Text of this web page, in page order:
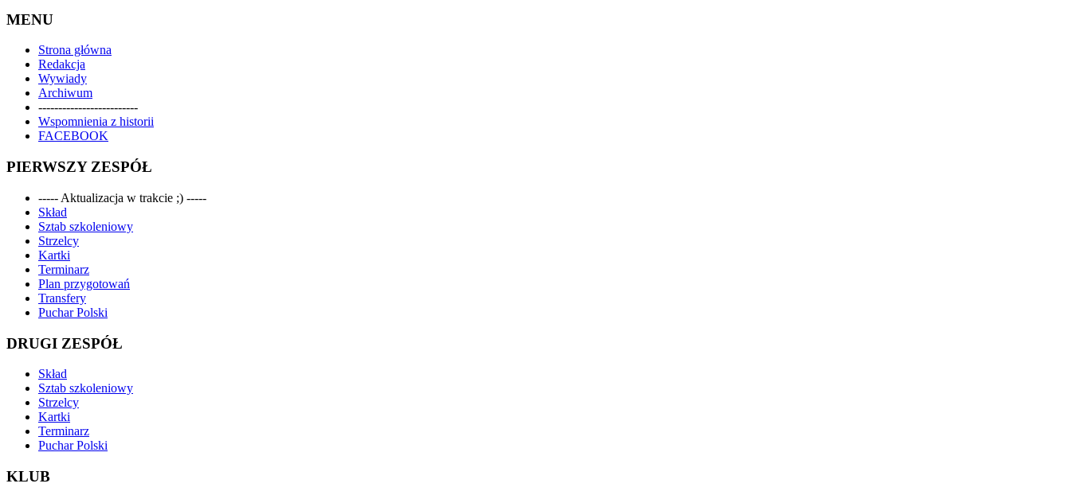
MENU
Strona główna
Redakcja
Wywiady
Archiwum
-------------------------
Wspomnienia z historii
FACEBOOK
PIERWSZY ZESPÓŁ
----- Aktualizacja w trakcie ;) -----
Skład
Sztab szkoleniowy
Strzelcy
Kartki
Terminarz
Plan przygotowań
Transfery
Puchar Polski
DRUGI ZESPÓŁ
Skład
Sztab szkoleniowy
Strzelcy
Kartki
Terminarz
Puchar Polski
KLUB